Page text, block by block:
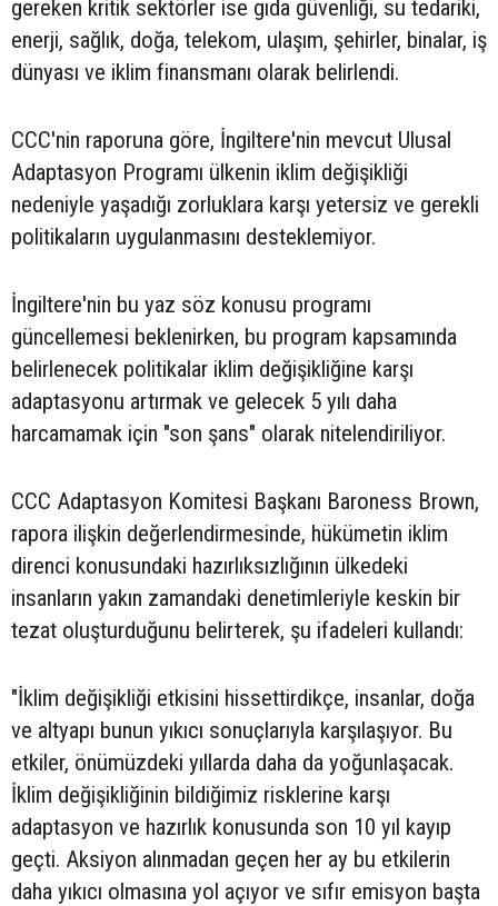
gereken kritik sektörler ise gıda güvenliği, su tedariki,
enerji, sağlık, doğa, telekom, ulaşım, şehirler, binalar, iş
dünyası ve iklim finansmanı olarak belirlendi.
CCC'nin raporuna göre, İngiltere'nin mevcut Ulusal
Adaptasyon Programı ülkenin iklim değişikliği
nedeniyle yaşadığı zorluklara karşı yetersiz ve gerekli
politikaların uygulanmasını desteklemiyor.
İngiltere'nin bu yaz söz konusu programı
güncellemesi beklenirken, bu program kapsamında
belirlenecek politikalar iklim değişikliğine karşı
adaptasyonu artırmak ve gelecek 5 yılı daha
harcamamak için "son şans" olarak nitelendiriliyor.
CCC Adaptasyon Komitesi Başkanı Baroness Brown,
rapora ilişkin değerlendirmesinde, hükümetin iklim
direnci konusundaki hazırlıksızlığının ülkedeki
insanların yakın zamandaki denetimleriyle keskin bir
tezat oluşturduğunu belirterek, şu ifadeleri kullandı:
"İklim değişikliği etkisini hissettirdikçe, insanlar, doğa
ve altyapı bunun yıkıcı sonuçlarıyla karşılaşıyor. Bu
etkiler, önümüzdeki yıllarda daha da yoğunlaşacak.
İklim değişikliğinin bildiğimiz risklerine karşı
adaptasyon ve hazırlık konusunda son 10 yıl kayıp
geçti. Aksiyon alınmadan geçen her ay bu etkilerin
daha yıkıcı olmasına yol açıyor ve sıfır emisyon başta